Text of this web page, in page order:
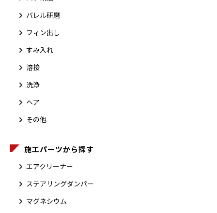
バレル研磨
フィン出し
すみ入れ
溶接
洗浄
ヘア
その他
施工パーツから探す
エアクリーナー
ステアリングダンパー
マグネシウム